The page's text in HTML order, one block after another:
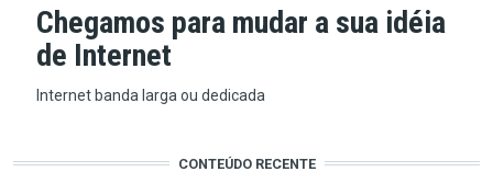
Chegamos para mudar a sua idéia
de Internet
Internet banda larga ou dedicada
CONTEÚDO RECENTE